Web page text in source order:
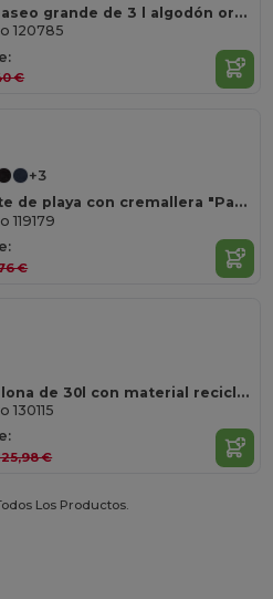
Bolsa de aseo grande de 3 l algodón orgánico OCS de 180 g/m² "Odisha"
120785
€
+3
Bolsa Tote de playa con cremallera "Panama"
119179
€
Bolsa de lona de 30l con material reciclado GRS y fondo aislante "Puffer"
130115
€
Los Productos.